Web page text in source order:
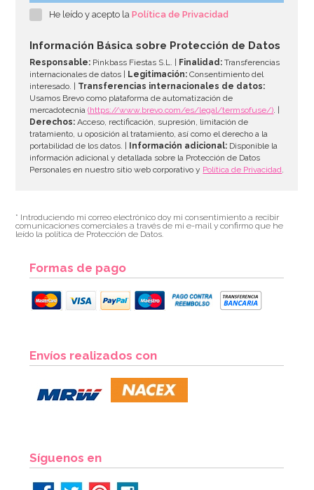
AÑADIR
2,40€
He leído y acepto laPolítica de Privacidad
Información Básica sobre Protección de Datos
Responsable: Pinkbass Fiestas S.L. | Finalidad: Transferencias
internacionales de datos |
Legitimación: Consentimiento del
interesado. | Transferencias internacionales de datos:
Usamos Brevo como plataforma de automatización de
mercadotecnia(https://www.brevo.com/es/legal/termsofuse/). |
Derechos: Acceso, rectificación, supresión, limitación de
tratamiento, u oposición al tratamiento, así como el derecho a la
portabilidad de los datos. |
Información adicional: Disponible la
información adicional y detallada sobre la Protección de Datos
Personales en nuestro sitio web corporativo y Política de Privacidad.
* Introduciendo mi correo electrónico doy mi consentimiento a recibir
comunicaciones comerciales a través de mi e-mail y confirmo que he
leído la política de Protección de Datos.
Formas de pago
Envíos realizados con
Síguenos en